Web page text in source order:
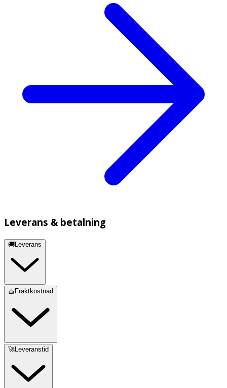
Leverans & betalning
🚚Leverans
🧺Fraktkostnad
🚀Leveranstid